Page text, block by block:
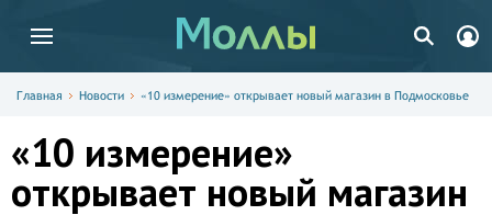
Главная Новости «10 измерение» открывает новый магазин в Подмосковье
«10 измерение»
открывает новый магазин